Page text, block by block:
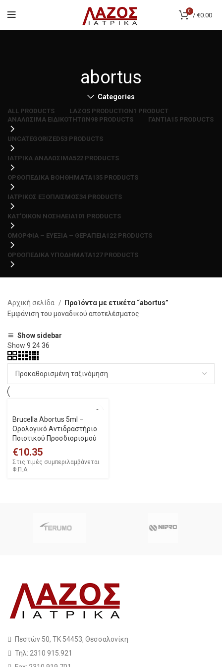
0
/ €0.00
abortus
Categories
ALL PRODUCTS LAZOS PRODUCTION1 PRODUCT
ΑΝΑΛΩΣΙΜΑ ΕΙΔΙΚΟΤΗΤΩΝ98 PRODUCTS ΓΑΝΤΙΑ15 PRODUCTS
UNCATEGORIZED53 PRODUCTS
ΙΑΤΡΙΚΑ ΑΝΑΛΩΣΙΜΑ522 PRODUCTS
ΟΡΘΟΠΕΔΙΚΑ ΒΟΗΘΗΜΑΤΑ135 PRODUCTS
ΙΑΤΡΙΚΟΣ ΕΞΟΠΛΙΣΜΟΣ34 PRODUCTS
ΚΑΤ'ΟΙΚΟΝ ΝΟΣΗΛΕΙΑ101 PRODUCTS
ΟΜΟΡΦΙΑ – ΕΥΕΞΙΑ – ΘΕΡΑΠΕΙΑ122 PRODUCTS
ΟΡΘΟΠΕΔΙΚΑ ΥΠΟΔΗΜΑΤΑ127 PRODUCTS
Αρχική σελίδα
Προϊόντα με ετικέτα “abortus”
Εμφάνιση του μοναδικού αποτελέσματος
Show sidebar
Show 9 2436
Brucella Abortus 5ml –
Ορολογικό Αντιδραστήριο
Ποιοτικού Προσδιορισμού
€10.35
Στις τιμές συμπεριλαμβάνεται
Φ.Π.Α
Πεστών 50, ΤΚ 54453, Θεσσαλονίκη
Τηλ: 2310 915.921